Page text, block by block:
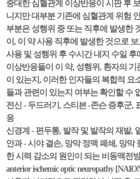
중대한 심혈관계 이상반응이 시판 후
니지만 대부분 기존에 심혈관계 위험
부분은 성행위 중 또는 직후에 발생한
이, 이 약 사용 직후에 발생한 것으로
사용 및 성행위 후 수시간 내지 수일
이상반응들이 이 약, 성행위, 환자의
이 있는지, 이러한 인자들의 복합적 요
들과 관련이 있는지 여부는 확인할 수
전신 - 두드러기, 스티븐 -존슨 증후군,
응
신경계 - 편두통, 발작 및 발작의 재발,
안과 - 시야 결손, 망막 정맥 폐쇄, 망막
한 시력 감소의 원인이 되는 비동맥전
anterior ischemic optic neuropathy